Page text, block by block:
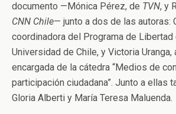
documento —Mónica Pérez, de TVN, y
CNN Chile— junto a dos de las autoras:
coordinadora del Programa de
Universidad de Chile, y Victoria Uranga,
encargada de la cátedra “Medios de
participación ciudadana”. Junto a ellas
Gloria Alberti y María Teresa Maluenda.